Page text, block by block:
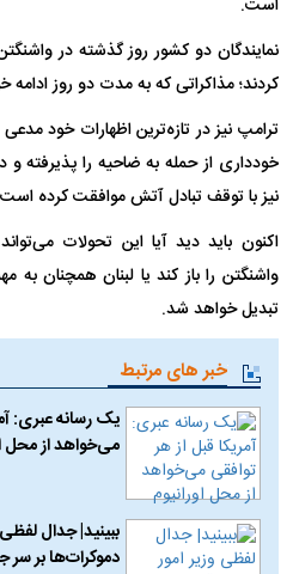
نمایندگان دو کشور روز گذشته در
کردند؛ مذاکراتی که به مدت دو روز
ترامپ نیز در تازه‌ترین اظهارات خود
خودداری از حمله به ضاحیه را پذیرفته و
نیز با توقف تبادل آتش موافقت کرده
اکنون باید دید آیا این تحولات
واشنگتن را باز کند یا لبنان همچنان به
تبدیل خواهد شد.
خبر های مرتبط
یک رسانه عبری:
می‌خواهد از محل
ببینید| جدال لفظی
دموکرات‌ها بر سر